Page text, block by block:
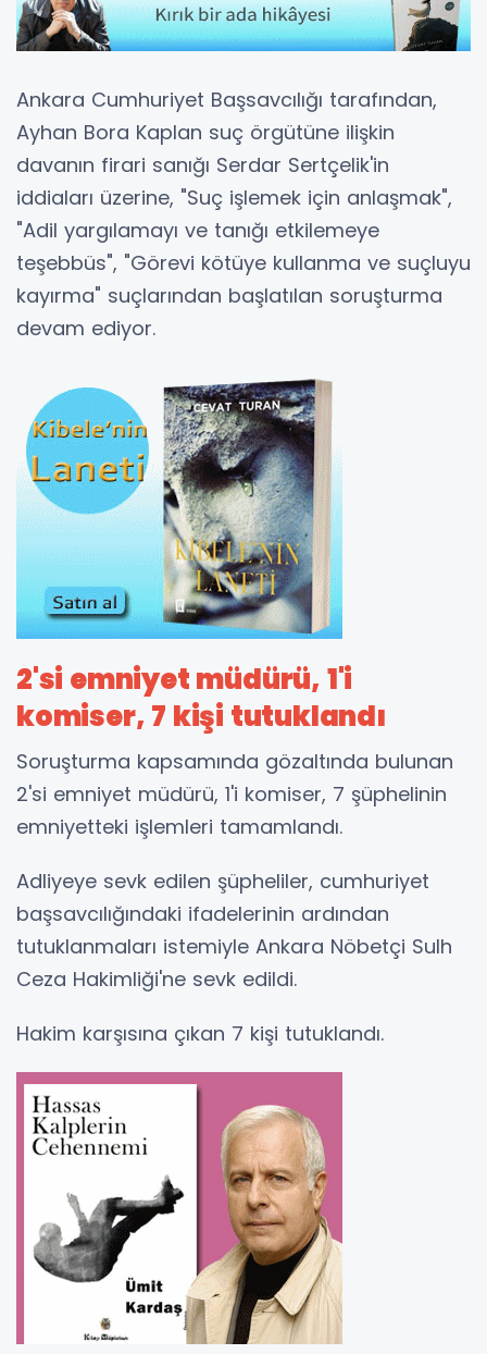
Ankara Cumhuriyet Başsavcılığı tarafından,
Ayhan Bora Kaplan suç örgütüne ilişkin
davanın firari sanığı Serdar Sertçelik'in
iddiaları üzerine, "Suç işlemek için anlaşmak",
"Adil yargılamayı ve tanığı etkilemeye
teşebbüs", "Görevi kötüye kullanma ve suçluyu
kayırma" suçlarından başlatılan soruşturma
devam ediyor.
2'si emniyet müdürü, 1'i
komiser, 7 kişi tutuklandı
Soruşturma kapsamında gözaltında bulunan
2'si emniyet müdürü, 1'i komiser, 7 şüphelinin
emniyetteki işlemleri tamamlandı.
Adliyeye sevk edilen şüpheliler, cumhuriyet
başsavcılığındaki ifadelerinin ardından
tutuklanmaları istemiyle Ankara Nöbetçi Sulh
Ceza Hakimliği'ne sevk edildi.
Hakim karşısına çıkan 7 kişi tutuklandı.